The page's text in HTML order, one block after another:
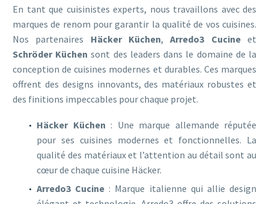
En tant que cuisinistes experts, nous travaillons avec des
marques de renom pour garantir la qualité de vos cuisines.
Nos partenaires Häcker Küchen,Arredo3 Cucineet
Schröder Küchen sont des leaders dans le domaine de la
conception de cuisines modernes et durables. Ces marques
offrent des designs innovants, des matériaux robustes et
des finitions impeccables pour chaque projet.
Häcker Küchen : Une marque allemande réputée
pour ses cuisines modernes et fonctionnelles. La
qualité des matériaux et l’attention au détail sont au
cœur de chaque cuisine Häcker.
Arredo3 Cucine : Marque italienne qui allie design